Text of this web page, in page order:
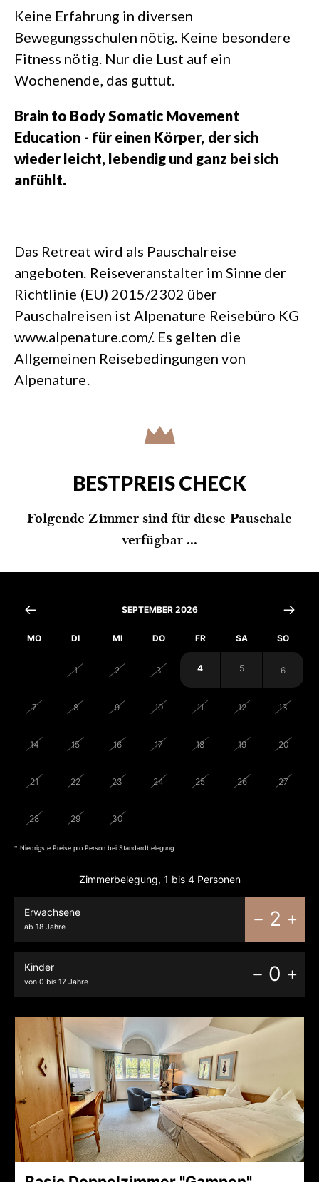
Keine Erfahrung in diversen
Bewegungsschulen nötig. Keine besondere
Fitness nötig. Nur die Lust auf ein
Wochenende, das guttut.
Brain to Body Somatic Movement
Education - für einen Körper, der sich
wieder leicht, lebendig und ganz bei sich
anfühlt.
Das Retreat wird als Pauschalreise
angeboten. Reiseveranstalter im Sinne der
Richtlinie (EU) 2015/2302 über
Pauschalreisen ist Alpenature Reisebüro KG
www.alpenature.com/. Es gelten die
Allgemeinen Reisebedingungen von
Alpenature.
BESTPREIS CHECK
Folgende Zimmer sind für diese Pauschale
verfügbar ...
SEPTEMBER 2026
MO DI MI DO FR SA SO
1 2 3 4 5 6
7 8 9 10 11 12 13
14 15 16 17 18 19 20
21 22 23 24 25 26 27
28 29 30
* Niedrigste Preise pro Person bei Standardbelegung
Zimmerbelegung, 1 bis 4 Personen
Erwachsene
ab 18 Jahre 2
Kinder
von 0 bis 17 Jahre 0